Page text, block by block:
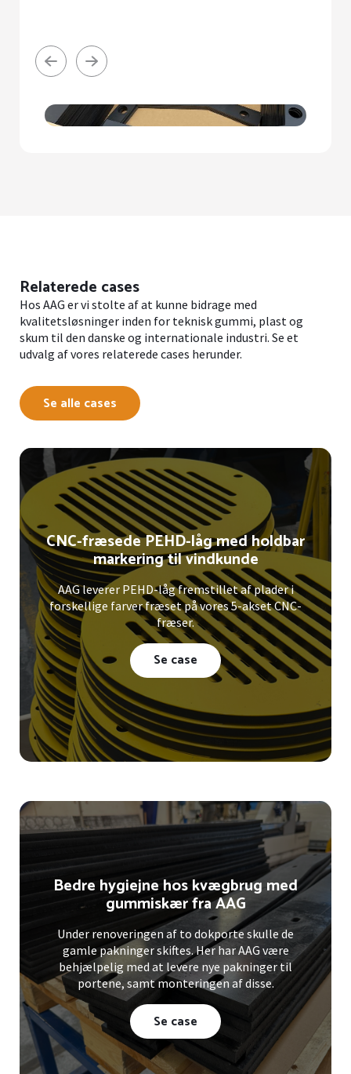
Relaterede cases
Hos AAG er vi stolte af at kunne bidrage med
kvalitetsløsninger inden for teknisk gummi, plast og
skum til den danske og internationale industri. Se et
udvalg af vores relaterede cases herunder.
Se alle cases
CNC-fræsede PEHD-låg med holdbar
markering til vindkunde
AAG leverer PEHD-låg fremstillet af plader i
forskellige farver fræset på vores 5-akset CNC-
fræser.
Se case
Bedre hygiejne hos kvægbrug med
gummiskær fra AAG
Under renoveringen af to dokporte skulle de
gamle pakninger skiftes. Her har AAG være
behjælpelig med at levere nye pakninger til
portene, samt monteringen af disse.
Se case